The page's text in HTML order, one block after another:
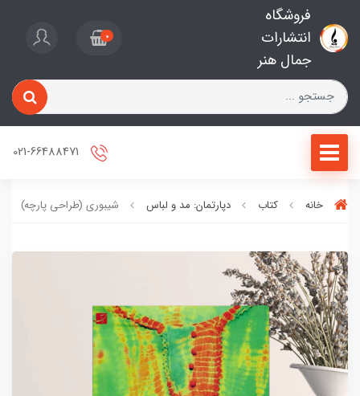
فروشگاه
انتشارات
جمال هنر
0
خانه کتاب دپارتمان: مد و لباس شیبوری (طراحی پارچه)